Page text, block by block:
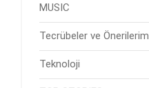
MUSIC
Tecrübeler ve Önerilerim
Teknoloji